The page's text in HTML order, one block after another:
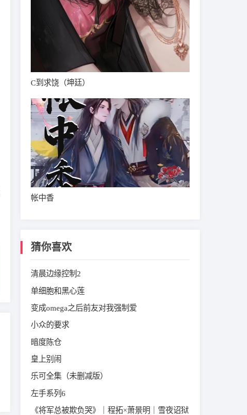
C到求饶（坤廷）
帐中香
猜你喜欢
清晨边缘控制2
单细胞和黑心莲
变成omega之后前友对我强制爱
小众的要求
暗度陈仓
皇上别闹
乐可全集（未删减版）
左手系列6
《将军总被欺负哭》｜程拓×萧景明｜雪夜诏狱